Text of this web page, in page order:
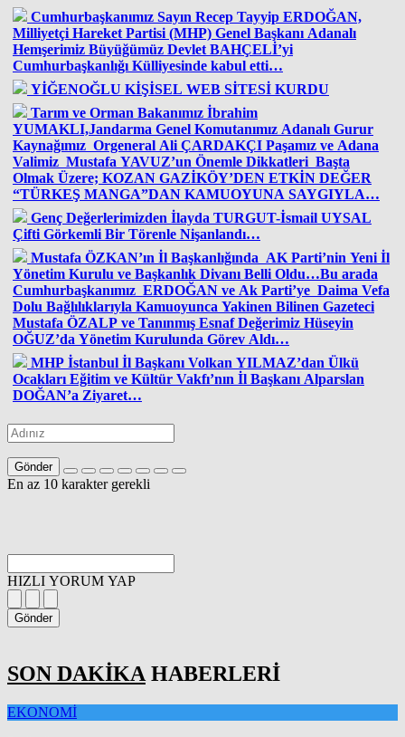
Cumhurbaşkanımız Sayın Recep Tayyip ERDOĞAN,
Milliyetçi Hareket Partisi (MHP) Genel Başkanı Adanalı
Hemşerimiz Büyüğümüz Devlet BAHÇELİ’yi
Cumhurbaşkanlığı Külliyesinde kabul etti…
YİĞENOĞLU KİŞİSEL WEB SİTESİ KURDU
Tarım ve Orman Bakanımız İbrahim
YUMAKLI,Jandarma Genel Komutanımız Adanalı Gurur
Kaynağımız Orgeneral Ali ÇARDAKÇI Paşamız ve Adana
Valimiz Mustafa YAVUZ’un Önemle Dikkatleri Başta
Olmak Üzere; KOZAN GAZİKÖY’DEN ETKİN DEĞER
“TÜRKEŞ MANGA”DAN KAMUOYUNA SAYGIYLA…
Genç Değerlerimizden İlayda TURGUT-İsmail UYSAL
Çifti Görkemli Bir Törenle Nişanlandı…
Mustafa ÖZKAN’ın İl Başkanlığında AK Parti’nin Yeni İl
Yönetim Kurulu ve Başkanlık Divanı Belli Oldu…Bu arada
Cumhurbaşkanımız ERDOĞAN ve Ak Parti’ye Daima Vefa
Dolu Bağlılıklarıyla Kamuoyunca Yakinen Bilinen Gazeteci
Mustafa ÖZALP ve Tanınmış Esnaf Değerimiz Hüseyin
OĞUZ’da Yönetim Kurulunda Görev Aldı…
MHP İstanbul İl Başkanı Volkan YILMAZ’dan Ülkü
Ocakları Eğitim ve Kültür Vakfı’nın İl Başkanı Alparslan
DOĞAN’a Ziyaret…
Gönder
En az 10 karakter gerekli
HIZLI YORUM YAP
Gönder
SON DAKİKA HABERLERİ
EKONOMİ